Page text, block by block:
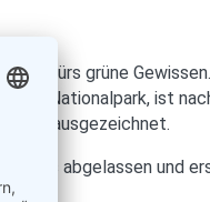
und fürs grüne
im Nationalpark, ist
ausgezeichnet.
Tanks abgelassen und